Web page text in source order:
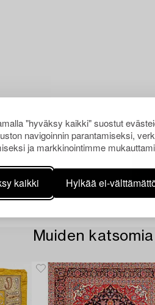
"hyväksy kaikki" suostut
navigoinnin parantamiseksi,
ja markkinointimme
kaikki Hylkää ei-
Muiden